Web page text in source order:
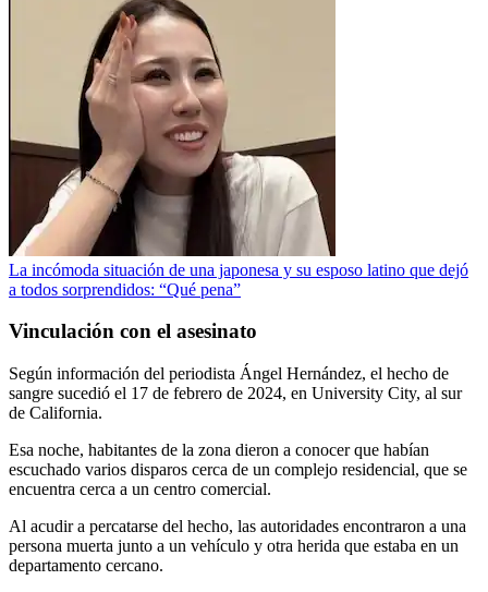
La incómoda situación de una japonesa y su esposo latino que dejó
a todos sorprendidos: “Qué pena”
Vinculación con el asesinato
Según información del periodista Ángel Hernández, el hecho de
sangre sucedió el 17 de febrero de 2024, en University City, al sur
de California.
Esa noche, habitantes de la zona dieron a conocer que habían
escuchado varios disparos cerca de un complejo residencial, que se
encuentra cerca a un centro comercial.
Al acudir a percatarse del hecho, las autoridades encontraron a una
persona muerta junto a un vehículo y otra herida que estaba en un
departamento cercano.